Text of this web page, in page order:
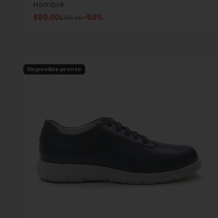
Precio de oferta
$80.00Precio normal
$159.99-50%
Disponible pronto